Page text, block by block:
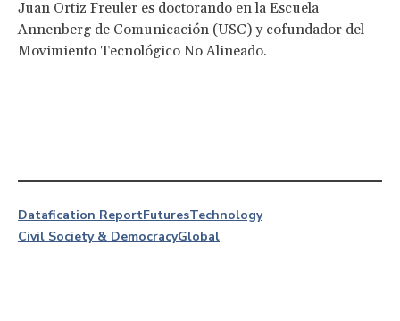
Juan Ortiz Freuler es doctorando en la Escuela
Annenberg de Comunicación (USC) y cofundador del
Movimiento Tecnológico No Alineado.
Datafication ReportFuturesTechnology
Civil Society & DemocracyGlobal